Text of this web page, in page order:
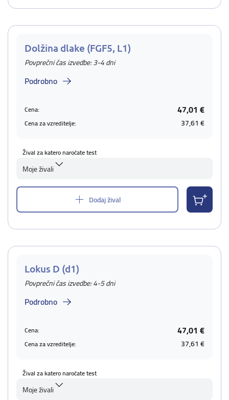
Dolžina dlake (FGF5, L1)
Povprečni čas izvedbe: 3-4 dni
Podrobno
Cena: 47,01 €
Cena za vzreditelje: 37,61 €
Žival za katero naročate test
Moje živali
Dodaj žival
Lokus D (d1)
Povprečni čas izvedbe: 4-5 dni
Podrobno
Cena: 47,01 €
Cena za vzreditelje: 37,61 €
Žival za katero naročate test
Moje živali